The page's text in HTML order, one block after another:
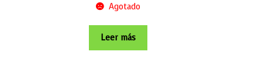
Agotado
Leer más